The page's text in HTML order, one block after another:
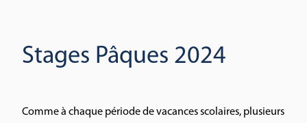
Stages Pâques 2024
Comme à chaque période de vacances scolaires, plusieurs